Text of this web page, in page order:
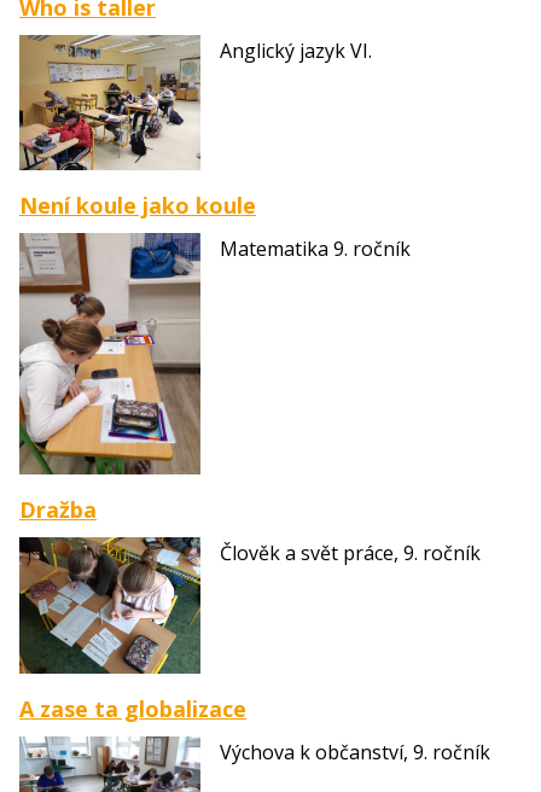
Who is taller
Anglický jazyk VI.
Není koule jako koule
Matematika 9. ročník
Dražba
Člověk a svět práce, 9. ročník
A zase ta globalizace
Výchova k občanství, 9. ročník